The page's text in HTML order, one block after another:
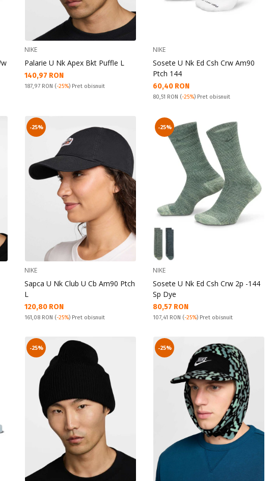
NIKE
Palarie U Nk Apex Bkt Puffle L
Текуща цена:
140,97 RON
Pret obisnuit:
187,97 RON (-25%) Pret obisnuit
NIKE
Sosete U Nk Ed Csh Crw Am90
Ptch 144
Текуща цена:
60,40 RON
Pret obisnuit:
80,51 RON (-25%) Pret obisnuit
-25%
NIKE
Sapca U Nk Club U Cb Am90 Ptch
L
Текуща цена:
120,80 RON
Pret obisnuit:
161,08 RON (-25%) Pret obisnuit
-25%
NIKE
Sosete U Nk Ed Csh Crw 2p -144
Sp Dye
Текуща цена:
80,57 RON
Pret obisnuit:
107,41 RON (-25%) Pret obisnuit
-25% -25%